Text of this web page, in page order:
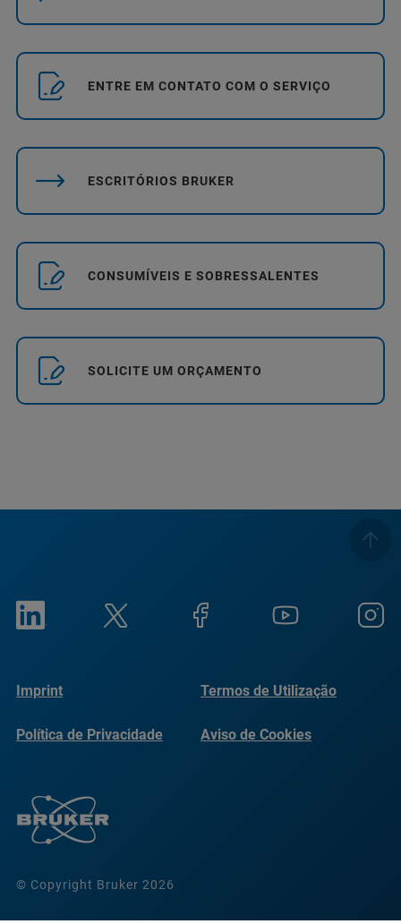
ENTRE EM CONTATO COM O SERVIÇO
ESCRITÓRIOS BRUKER
CONSUMÍVEIS E SOBRESSALENTES
SOLICITE UM ORÇAMENTO
© Copyright Bruker 2026
Imprint Termos de Utilização
Política de Privacidade Aviso de Cookies